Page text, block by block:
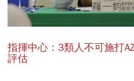
指揮中心：3類人不可施打
評估